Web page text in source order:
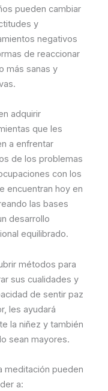
pueden cambiar
y
negativos
de reaccionar
más sanas y
adquirir
que les
a enfrentar
de los problemas
con los
encuentran hoy en
las bases
desarrollo
equilibrado.
métodos para
sus cualidades y
de sentir paz
les ayudará
la niñez y también
sean mayores.
meditación pueden
a: